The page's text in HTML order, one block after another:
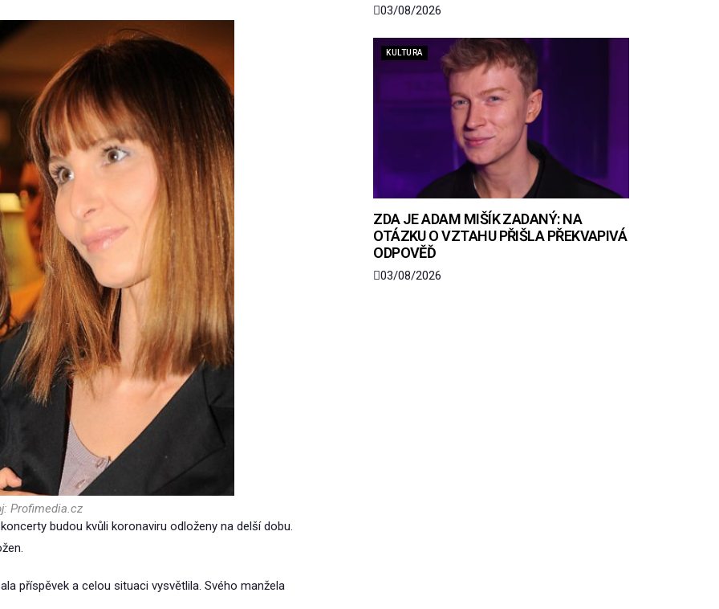
Profimedia.cz
budou kvůli koronaviru odloženy na delší dobu.
příspěvek a celou situaci vysvětlila. Svého manžela
03/08/2026
KULTURA
ZDA JE ADAM MIŠÍK ZADANÝ: NA
OTÁZKU O VZTAHU PŘIŠLA PŘEKVAPIVÁ
ODPOVĚĎ
03/08/2026